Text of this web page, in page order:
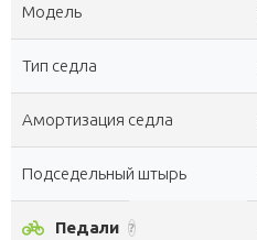
Модель
Тип седла
Амортизация седла
Подседельный штырь
pedal_bike Педали ?